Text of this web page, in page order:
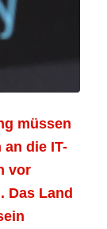
müssen
die IT-
vor
Das Land